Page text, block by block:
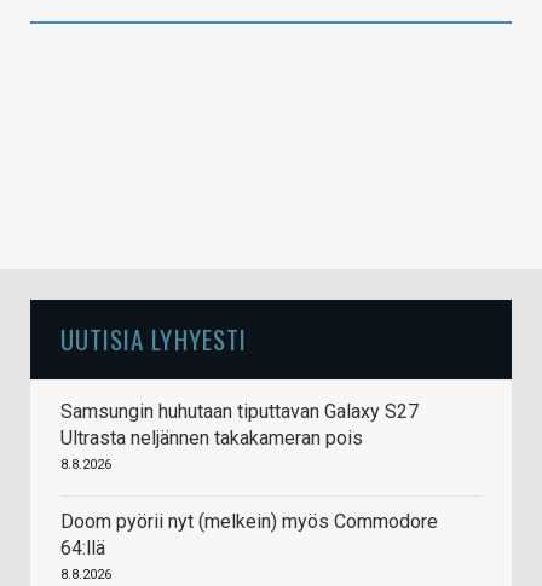
UUTISIA LYHYESTI
Samsungin huhutaan tiputtavan Galaxy S27
Ultrasta neljännen takakameran pois
8.8.2026
Doom pyörii nyt (melkein) myös Commodore
64:llä
8.8.2026